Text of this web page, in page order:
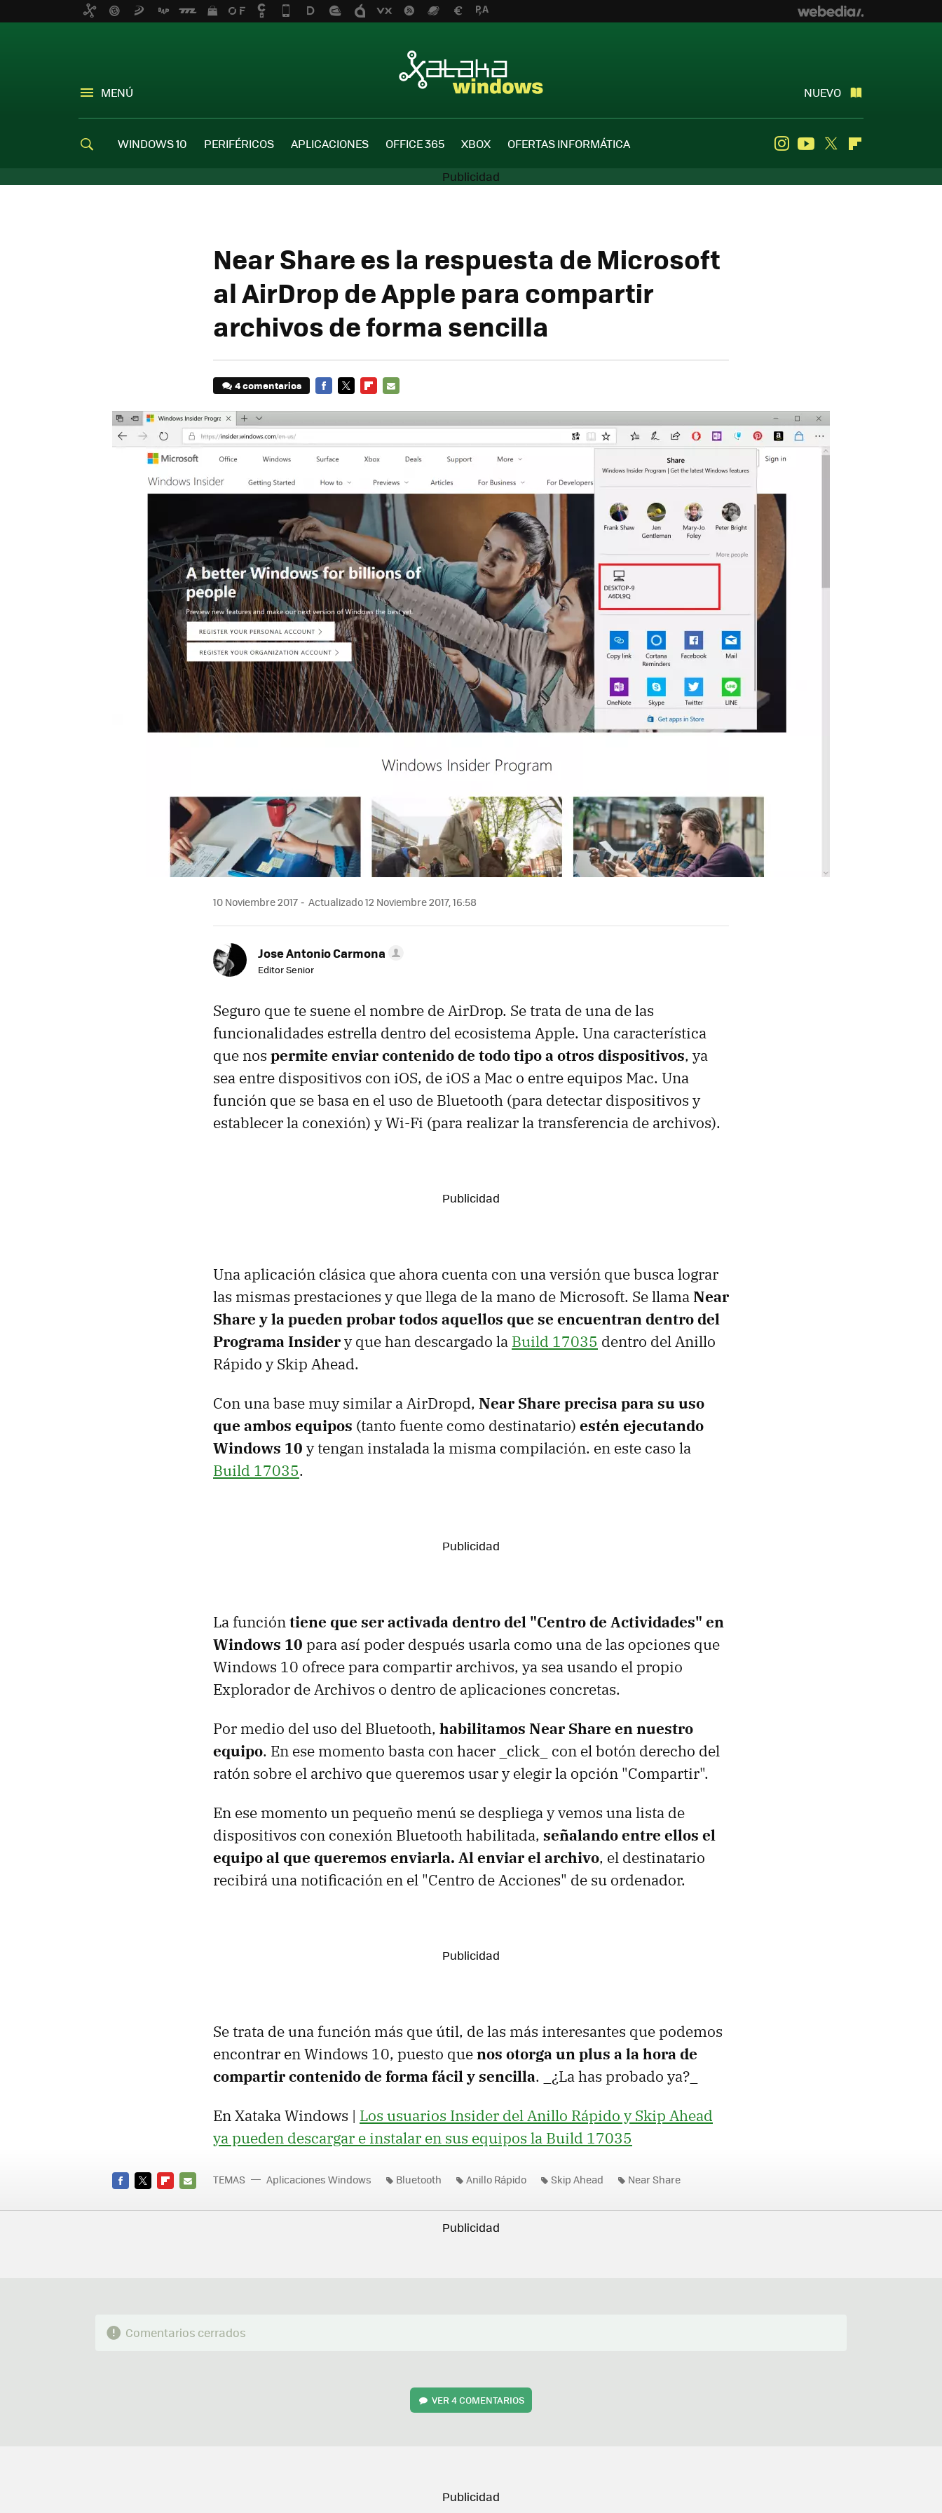
MENÚ NUEVO
WINDOWS 10 PERIFÉRICOS APLICACIONES OFFICE 365 XBOX OFERTAS INFORMÁTICA InstagramYoutube
Twitter
Near Share es la respuesta de Microsoft
al AirDrop de Apple para compartir
archivos de forma sencilla
4 comentarios
10 Noviembre 2017 Actualizado 12 Noviembre 2017, 16:58
Jose Antonio Carmona
Editor Senior
Seguro que te suene el nombre de AirDrop. Se trata de una de las
funcionalidades estrella dentro del ecosistema Apple. Una característica
que nos permite enviar contenido de todo tipo a otros dispositivos, ya
sea entre dispositivos con iOS, de iOS a Mac o entre equipos Mac. Una
función que se basa en el uso de Bluetooth (para detectar dispositivos y
establecer la conexión) y Wi-Fi (para realizar la transferencia de archivos).
Una aplicación clásica que ahora cuenta con una versión que busca lograr
las mismas prestaciones y que llega de la mano de Microsoft. Se llamaNear
Share y la pueden probar todos aquellos que se encuentran dentro del
Programa Insidery que han descargado la Build 17035 dentro del Anillo
Rápido y Skip Ahead.
Con una base muy similar a AirDropd, Near Share precisa para su uso
que ambos equipos (tanto fuente como destinatario) estén ejecutando
Windows 10 y tengan instalada la misma compilación. en este caso la
Build 17035.
La funcióntiene que ser activada dentro del "Centro de Actividades" en
Windows 10 para así poder después usarla como una de las opciones que
Windows 10 ofrece para compartir archivos, ya sea usando el propio
Explorador de Archivos o dentro de aplicaciones concretas.
Por medio del uso del Bluetooth, habilitamos Near Share en nuestro
equipo. En ese momento basta con hacer _click_ con el botón derecho del
ratón sobre el archivo que queremos usar y elegir la opción "Compartir".
En ese momento un pequeño menú se despliega y vemos una lista de
dispositivos con conexión Bluetooth habilitada, señalando entre ellos el
equipo al que queremos enviarla. Al enviar el archivo, el destinatario
recibirá una notificación en el "Centro de Acciones" de su ordenador.
Se trata de una función más que útil, de las más interesantes que podemos
encontrar en Windows 10, puesto quenos otorga un plus a la hora de
compartir contenido de forma fácil y sencilla. _¿La has probado ya?_
En Xataka Windows | Los usuarios Insider del Anillo Rápido y Skip Ahead
ya pueden descargar e instalar en sus equipos la Build 17035
MAIL
TEMAS Aplicaciones Windows Bluetooth Anillo Rápido Skip Ahead Near Share
Comentarios cerrados
VER4 COMENTARIOS